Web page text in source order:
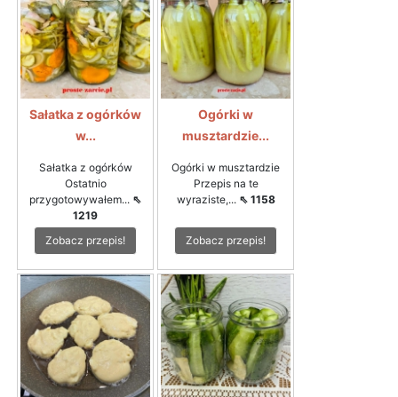
Sałatka z ogórków
w...
Sałatka z ogórków
Ostatnio
przygotowywałem... ⇖
1219
Zobacz przepis!
Ogórki w
musztardzie...
Ogórki w musztardzie
Przepis na te
wyraziste,... ⇖ 1158
Zobacz przepis!